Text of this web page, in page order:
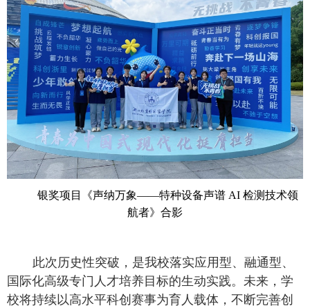
银奖项目《声纳万象——特种设备声谱 AI检测技术领
航者》合影
此次历史性突破，是我校落实应用型、融通型、
国际化高级专门人才培养目标的生动实践。未来，学
校将持续以高水平科创赛事为育人载体，不断完善创